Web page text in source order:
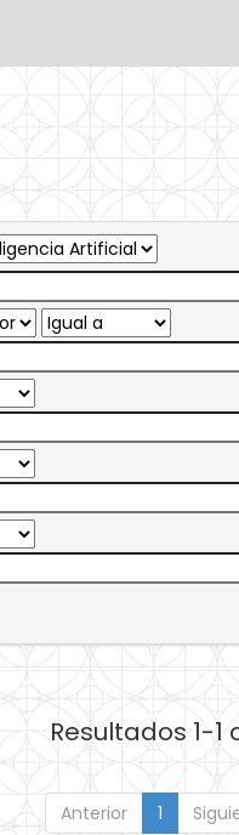
Resultados 1-1
Anterior 1